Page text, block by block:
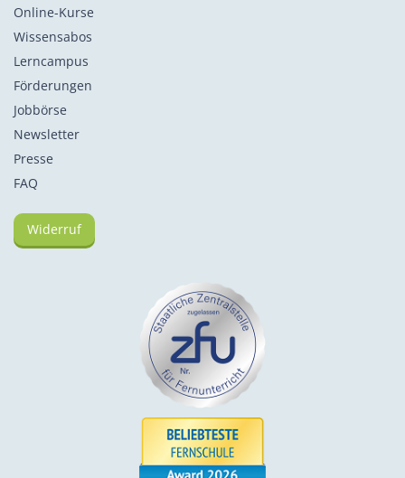
Online-Kurse
Wissensabos
Lerncampus
Förderungen
Jobbörse
Newsletter
Presse
FAQ
Widerruf